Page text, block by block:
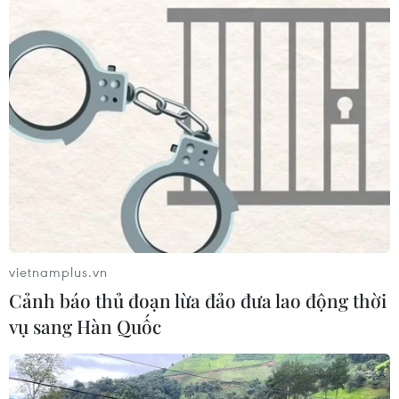
điểm trên cả nước.
Ngoài ra, các nhân viên làm việc tại biên giới,
khu cách ly và lực lượng y tế tuyến đầu sẽ là
những người Australia đầu tiên được tiêm
vắcxin ngừa COVID-19. Vắcxin của
Pfizer/BioNTech sẽ là loại vắcxin ngừa COVID-
19 đầu tiên được dùng tại Australia. Australia
hiện đã đặt mua 20 triệu liều vắcxin của
Pfizer/BioNTech.
trình tiêm phòng sẽ được hoàn tất nhanh chóng
và an toàn theo đúng mục tiêu mà chính phủ
đặt ra là tiêm phòng cho toàn dân vào tháng 10
tới.
vietnamplus.vn
Cảnh báo thủ đoạn lừa đảo đưa lao động thời
vụ sang Hàn Quốc